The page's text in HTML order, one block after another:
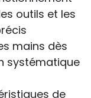
outils et les
mains dès
systématique
de